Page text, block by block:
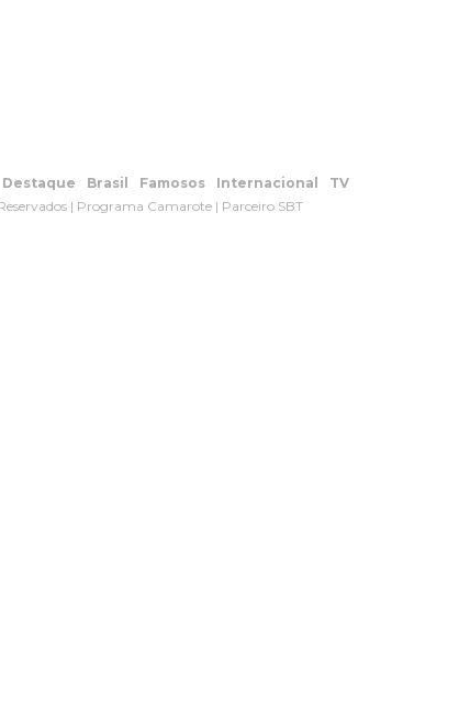
Destaque Brasil Famosos Internacional
TV
| Programa Camarote | Parceiro SBT